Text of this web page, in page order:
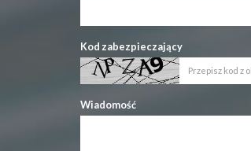
Kod zabezpieczający
Wiadomość